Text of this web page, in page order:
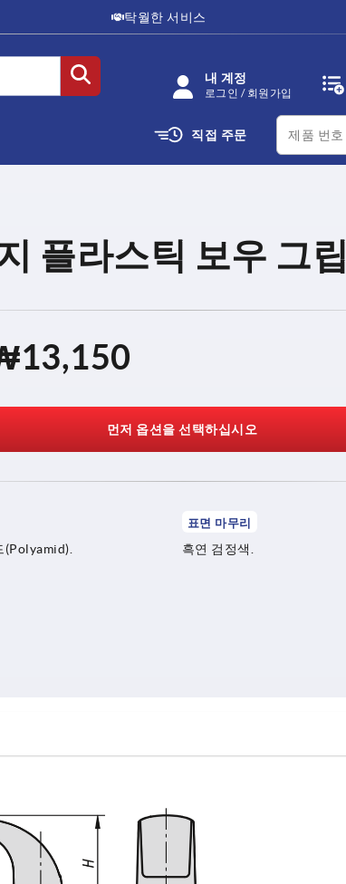
탁월한 서비스
내 계정
로그인 / 회원가입
직접 주문
productCode
플라스틱 보우 그립
먼저 옵션을 선택하십시오
(Polyamid).
표면 마무리
흑연 검정색.